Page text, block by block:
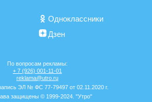
Одноклассники
Дзен
По вопросам рекламы:
+ 7 (926) 001-11-01
reklama@utro.ru
ЭЛ № ФС 77-79497 от 02.11.2020 г.
защищены © 1999-2024. "Утро"